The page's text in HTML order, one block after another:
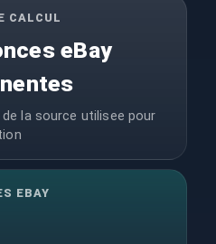
CALCUL
eBay
de la source utilisee pour
EBAY